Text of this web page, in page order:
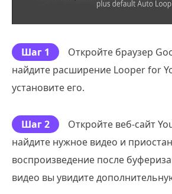
Шаг 1
Откройте браузер
найдите расширение Looper for
установите его.
Шаг 2
Откройте веб-сайт
найдите нужное видео и
воспроизведение после
видео вы увидите